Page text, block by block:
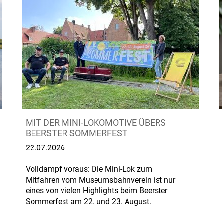
MIT DER MINI-LOKOMOTIVE ÜBERS
BEERSTER SOMMERFEST
22.07.2026
Volldampf voraus: Die Mini-Lok zum
Mitfahren vom Museumsbahnverein ist nur
eines von vielen Highlights beim Beerster
Sommerfest am 22. und 23. August.